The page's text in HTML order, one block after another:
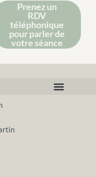
Prenez un
RDV
téléphonique
pour parler de
votre séance